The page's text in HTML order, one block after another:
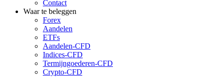
Contact
Waar te beleggen
Forex
Aandelen
ETFs
Aandelen-CFD
Indices-CFD
Termijngoederen-CFD
Crypto-CFD